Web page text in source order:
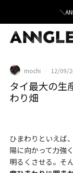
＼
mochi · 12/09/
タイ最大の生
わり畑
ひまわりといえば
陽に向かって力強
明るくさせる。そ